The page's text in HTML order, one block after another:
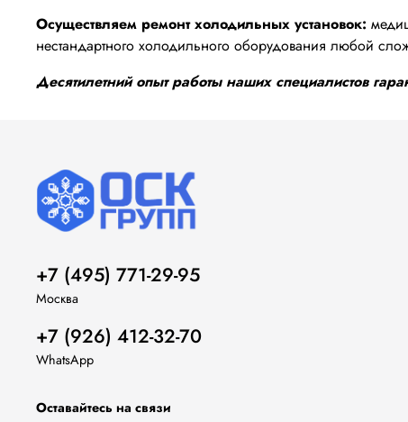
Осуществляем ремонт холодильных установок:
нестандартного холодильного оборудования любой
Десятилетний опыт работы наших специалистов
+7 (495) 771-29-95
Москва
+7 (926) 412-32-70
WhatsApp
Оставайтесь на связи